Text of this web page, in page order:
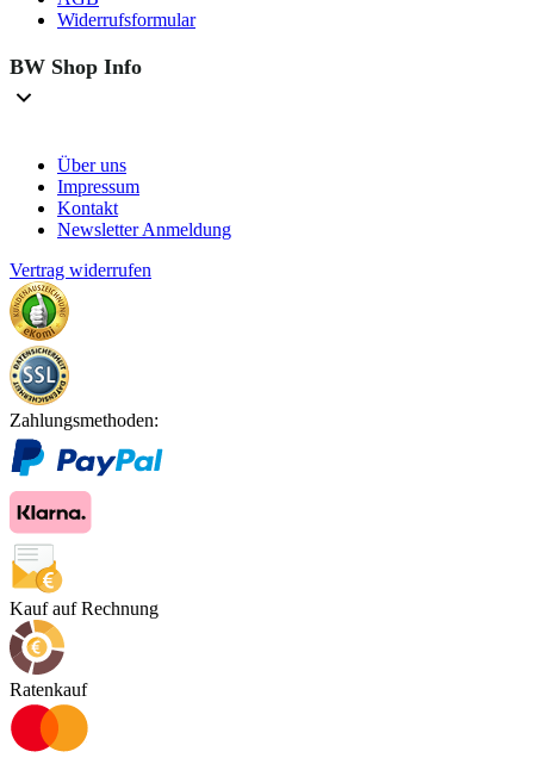
Widerrufsformular
BW Shop Info
Über uns
Impressum
Kontakt
Newsletter Anmeldung
Vertrag widerrufen
Zahlungsmethoden:
Kauf auf Rechnung
Ratenkauf